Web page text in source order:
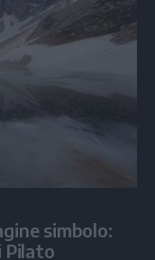
simbolo:
Pilato